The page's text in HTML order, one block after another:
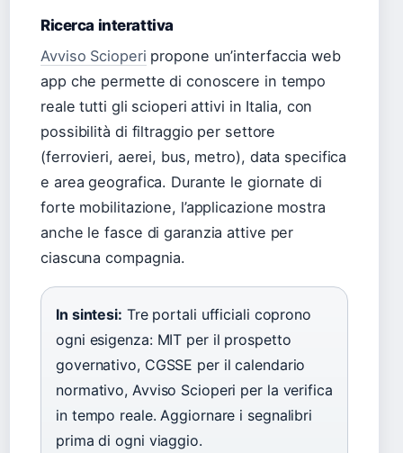
Ricerca interattiva
Avviso Scioperi propone un’interfaccia web
app che permette di conoscere in tempo
reale tutti gli scioperi attivi in Italia, con
possibilità di filtraggio per settore
(ferrovieri, aerei, bus, metro), data specifica
e area geografica. Durante le giornate di
forte mobilitazione, l’applicazione mostra
anche le fasce di garanzia attive per
ciascuna compagnia.
In sintesi: Tre portali ufficiali coprono
ogni esigenza: MIT per il prospetto
governativo, CGSSE per il calendario
normativo, Avviso Scioperi per la verifica
in tempo reale. Aggiornare i segnalibri
prima di ogni viaggio.